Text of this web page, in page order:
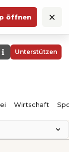
öffnen ×
Unterstützen
Wirtschaft